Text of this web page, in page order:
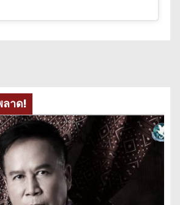
ลาด!